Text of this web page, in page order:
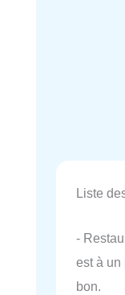
Liste
-
est à un
bon.